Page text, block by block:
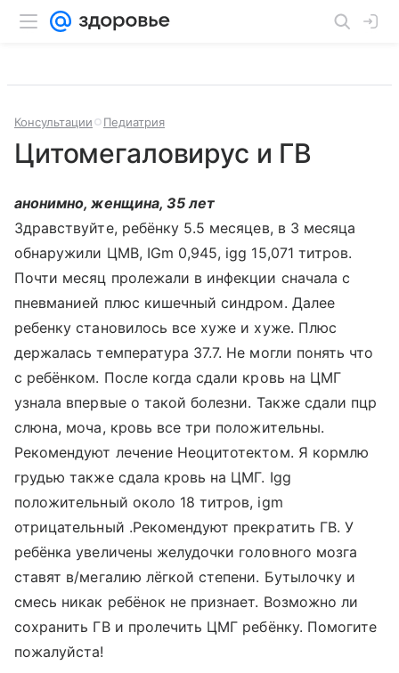
Консультации Педиатрия
Цитомегаловирус и ГВ
анонимно, женщина, 35 лет
Здравствуйте, ребёнку 5.5 месяцев, в 3 месяца
обнаружили ЦМВ, IGm 0,945, igg 15,071 титров.
Почти месяц пролежали в инфекции сначала с
пневманией плюс кишечный синдром. Далее
ребенку становилось все хуже и хуже. Плюс
держалась температура 37.7. Не могли понять что
с ребёнком. После когда сдали кровь на ЦМГ
узнала впервые о такой болезни. Также сдали пцр
слюна, моча, кровь все три положительны.
Рекомендуют лечение Неоцитотектом. Я кормлю
грудью также сдала кровь на ЦМГ. Igg
положительный около 18 титров, igm
отрицательный .Рекомендуют прекратить ГВ. У
ребёнка увеличены желудочки головного мозга
ставят в/мегалию лёгкой степени. Бутылочку и
смесь никак ребёнок не признает. Возможно ли
сохранить ГВ и пролечить ЦМГ ребёнку. Помогите
пожалуйста!